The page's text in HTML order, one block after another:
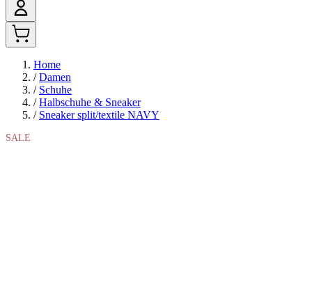
Home
/ Damen
/ Schuhe
/ Halbschuhe & Sneaker
/ Sneaker split/textile NAVY
SALE